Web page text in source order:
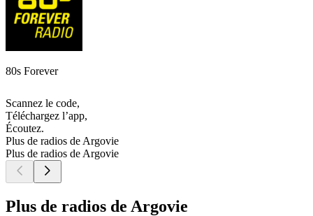
80s Forever
Scannez le code,
Téléchargez l’app,
Écoutez.
Plus de radios de Argovie
Plus de radios de Argovie
Plus de radios de Argovie